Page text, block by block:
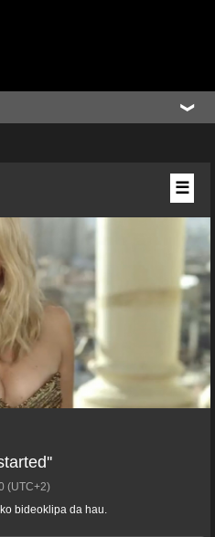
(UTC+2)
bideoklipa da hau.
☰